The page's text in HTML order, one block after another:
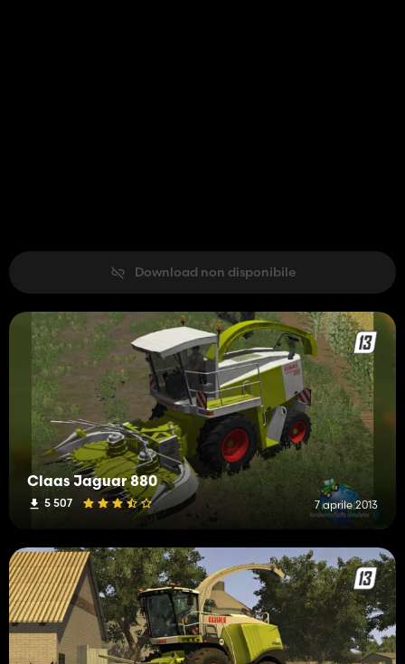
Download non disponibile
Claas Jaguar 880
5 507 7 aprile 2013